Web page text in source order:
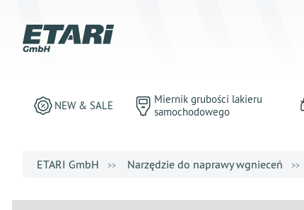
NEW & SALE
Miernik grubości lakieru
samochodowego
ETARI GmbH Narzędzie do naprawy wgnieceń